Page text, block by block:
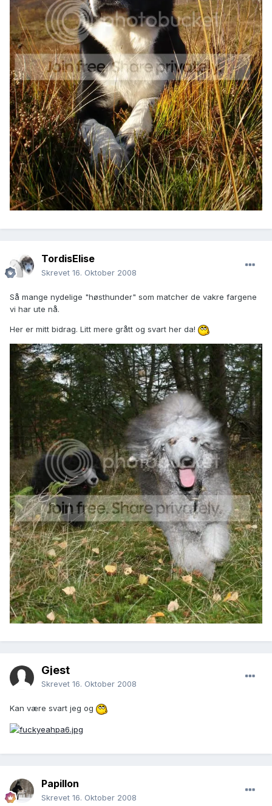
TordisElise
Skrevet 16. Oktober 2008
Så mange nydelige "høsthunder" som matcher de vakre fargene
vi har ute nå.
Her er mitt bidrag. Litt mere grått og svart her da!
Gjest
Skrevet 16. Oktober 2008
Kan være svart jeg og
Papillon
Skrevet 16. Oktober 2008